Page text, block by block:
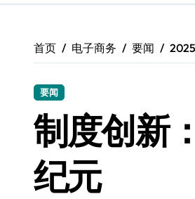
代码织梦：
系统管理员视角
MySQL进阶实战
首页 电子商务 要闻 2025
要闻
制度创新
纪元